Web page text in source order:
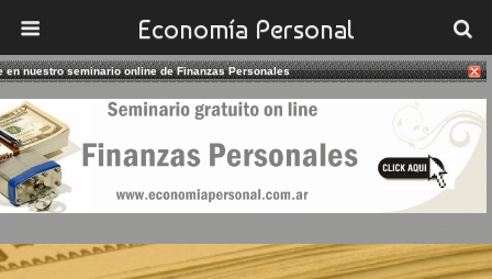
Economía Personal
17/05/2020
El Futuro Del Dólar En La Economía
Global
en nuestro seminario online de Finanzas Personales